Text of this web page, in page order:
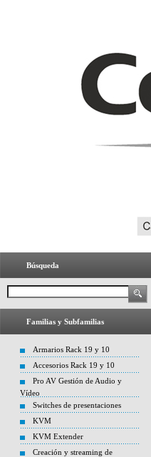
Búsqueda
Familias y Subfamilias
Armarios Rack 19 y 10
Accesorios Rack 19 y 10
Pro AV Gestión de Audio y
Vídeo
Switches de presentaciones
KVM
KVM Extender
Creación y streaming de